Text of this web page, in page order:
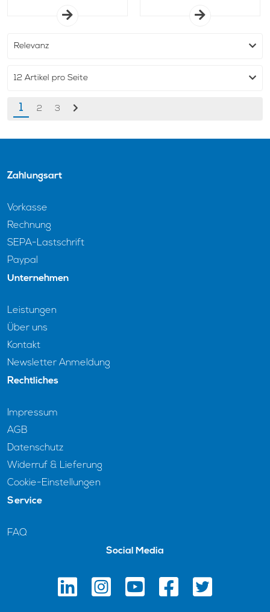
1 2 3
Zahlungsart
Vorkasse
Rechnung
SEPA-Lastschrift
Paypal
Unternehmen
Leistungen
Über uns
Kontakt
Newsletter Anmeldung
Rechtliches
Impressum
AGB
Datenschutz
Widerruf & Lieferung
Cookie-Einstellungen
Service
FAQ
Social Media